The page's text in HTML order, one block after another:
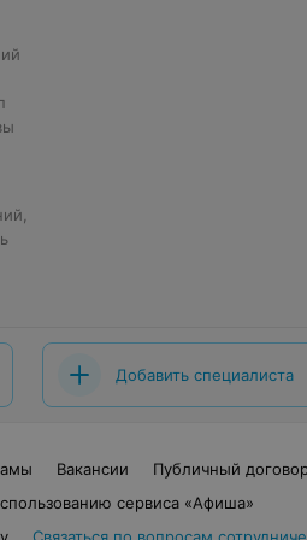
Добавить специалиста
Вакансии
Публичный
сервиса «Афиша»